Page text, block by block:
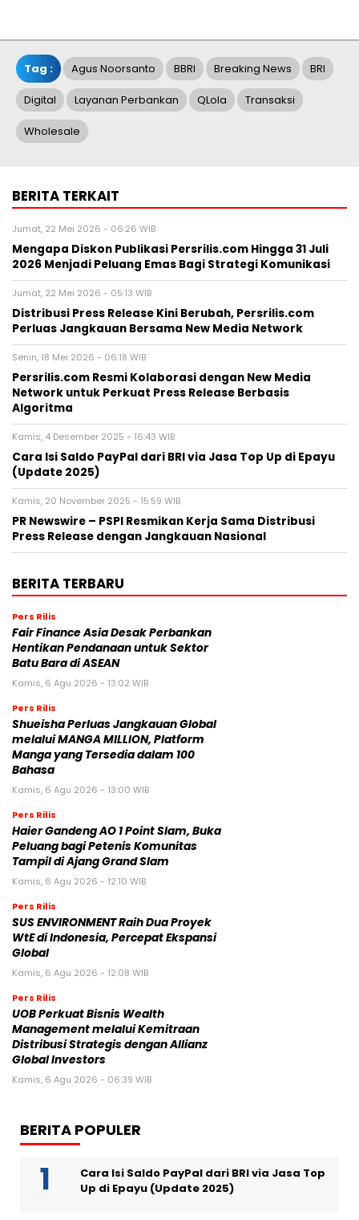
Tag : Agus Noorsanto BBRI Breaking News BRI
Digital Layanan Perbankan QLola Transaksi
Wholesale
BERITA TERKAIT
Jumat, 22 Mei 2026 - 06:26 WIB
Mengapa Diskon Publikasi Persrilis.com Hingga 31 Juli
2026 Menjadi Peluang Emas Bagi Strategi Komunikasi
Jumat, 22 Mei 2026 - 05:13 WIB
Distribusi Press Release Kini Berubah, Persrilis.com
Perluas Jangkauan Bersama New Media Network
Senin, 18 Mei 2026 - 06:18 WIB
Persrilis.com Resmi Kolaborasi dengan New Media
Network untuk Perkuat Press Release Berbasis
Algoritma
Kamis, 4 Desember 2025 - 16:43 WIB
Cara Isi Saldo PayPal dari BRI via Jasa Top Up di Epayu
(Update 2025)
Kamis, 20 November 2025 - 15:59 WIB
PR Newswire – PSPI Resmikan Kerja Sama Distribusi
Press Release dengan Jangkauan Nasional
BERITA TERBARU
Pers Rilis
Fair Finance Asia Desak Perbankan
Hentikan Pendanaan untuk Sektor
Batu Bara di ASEAN
Kamis, 6 Agu 2026 - 13:02 WIB
Pers Rilis
Shueisha Perluas Jangkauan Global
melalui MANGA MILLION, Platform
Manga yang Tersedia dalam 100
Bahasa
Kamis, 6 Agu 2026 - 13:00 WIB
Pers Rilis
Haier Gandeng AO 1 Point Slam, Buka
Peluang bagi Petenis Komunitas
Tampil di Ajang Grand Slam
Kamis, 6 Agu 2026 - 12:10 WIB
Pers Rilis
SUS ENVIRONMENT Raih Dua Proyek
WtE di Indonesia, Percepat Ekspansi
Global
Kamis, 6 Agu 2026 - 12:08 WIB
Pers Rilis
UOB Perkuat Bisnis Wealth
Management melalui Kemitraan
Distribusi Strategis dengan Allianz
Global Investors
Kamis, 6 Agu 2026 - 06:39 WIB
BERITA POPULER
Cara Isi Saldo PayPal dari BRI via Jasa Top
Up di Epayu (Update 2025)